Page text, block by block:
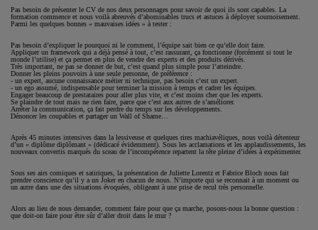
Pas besoin de présenter le CV de nos deux personnages pour savoir de quoi ils sont capables. La
formation commence et nous voilà abreuvés d’abominables trucs et astuces à déployer sournoisement.
Parmi les quelques bonnes « mauvaises idées » à tester :
Pas besoin d’expliquer le pourquoi ni le comment, l’équipe sait bien ce qu’elle doit faire.
Appliquer un framework qui a déjà pensé à tout, c’est rassurant, ça fonctionne (forcément si tout le
monde l’utilise) et ça permet en plus de vendre des experts et des produits dérivés.
Très important, ne pas se donner de but, c’est quand plus simple pour l’atteindre.
Donner les pleins pouvoirs à une seule personne, de préférence :
- un expert, aucune connaissance métier ni technique, pas besoin c’est un expert.
- un ego assumé, indispensable pour terminer la mission à temps et cadrer les équipes.
Engager beaucoup de prestataires pour aller plus vite, et c’est moins cher que les experts.
Se plaindre de tout mais ne rien faire, parce que c’est aux autres de s’améliorer.
Arrêter la communication, ça fait perdre du temps sur les développements.
Dénoncer les coupables et partager un Wall of Shame…
Après 45 minutes intensives dans la lessiveuse et quelques rires machiavéliques, nous voilà détenteur
d’un « diplôme diplômant » (dédicacé évidemment). Sous les acclamations et les applaudissements, les
nouveaux convertis marqués du sceau de l’incompétence repartent la tête pleine d’idées à expérimenter.
Sous ses airs comiques et satiriques, la présentation de Juliette Lorentz et Fabrice Bloch nous fait
prendre conscience qu’il y a un Joker en chacun de nous. N’importe qui se reconnait à un moment ou
un autre dans une des situations évoquées, obligeant à une prise de recul très personnelle.
Alors au lieu de nous demander, comment faire pour que ça marche, posons-nous la bonne question :
que doit-on faire pour être sûr d’aller droit dans le mur ?